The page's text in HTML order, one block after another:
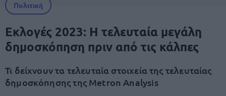
Πολιτική
Εκλογές 2023: Η τελευταία μεγάλη
δημοσκόπηση πριν από τις κάλπες
Τι δείχνουν τα τελευταία στοιχεία της τελευταίας
δημοσκόπησης της Metron Analysis